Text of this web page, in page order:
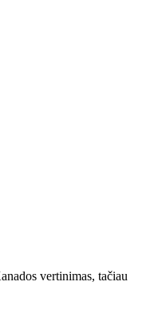
vertinimas, tačiau